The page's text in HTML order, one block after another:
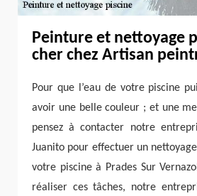
Peinture et nettoyage
cher chez Artisan
Pour que l’eau de votre piscine
avoir une belle couleur ; et une
pensez à contacter notre
Juanito pour effectuer un
votre piscine à Prades Sur
réaliser ces tâches, notre